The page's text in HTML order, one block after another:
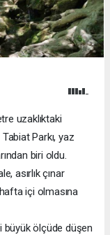
uzaklıktaki
Parkı, yaz
biri oldu.
asırlık çınar
içi olmasına
büyük ölçüde düşen